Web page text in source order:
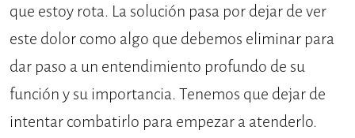
que estoy rota. La solución pasa por dejar de ver
este dolor como algo que debemos eliminar para
dar paso a un entendimiento profundo de su
función y su importancia. Tenemos que dejar de
intentar combatirlo para empezar a atenderlo.